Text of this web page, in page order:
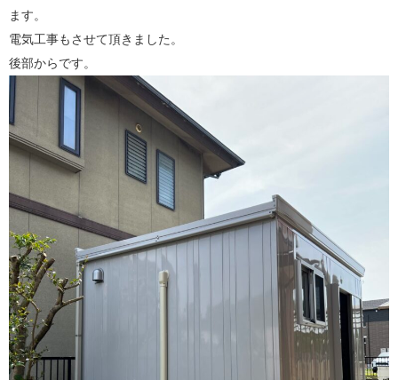
ます。
電気工事もさせて頂きました。
後部からです。